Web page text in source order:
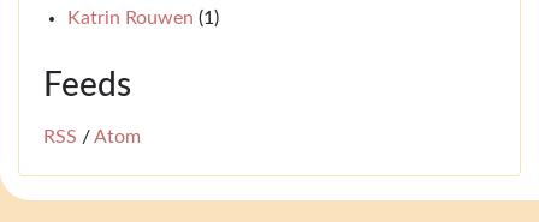
Katrin Rouwen (1)
Feeds
RSS /Atom